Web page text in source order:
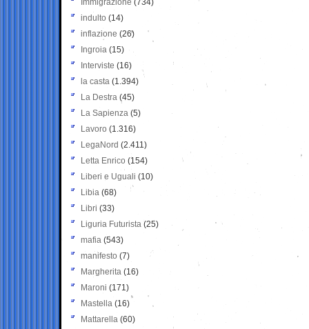
Immigrazione (734)
indulto (14)
inflazione (26)
Ingroia (15)
Interviste (16)
la casta (1.394)
La Destra (45)
La Sapienza (5)
Lavoro (1.316)
LegaNord (2.411)
Letta Enrico (154)
Liberi e Uguali (10)
Libia (68)
Libri (33)
Liguria Futurista (25)
mafia (543)
manifesto (7)
Margherita (16)
Maroni (171)
Mastella (16)
Mattarella (60)